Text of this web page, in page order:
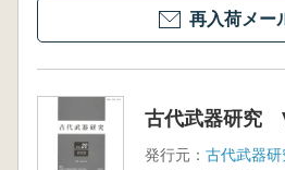
再入荷メー
古代武器研究
発行元： 古代武器研